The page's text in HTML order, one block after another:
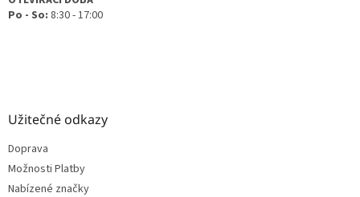
Po - So: 8:30 - 17:00
Užitečné odkazy
Doprava
Možnosti Platby
Nabízené značky